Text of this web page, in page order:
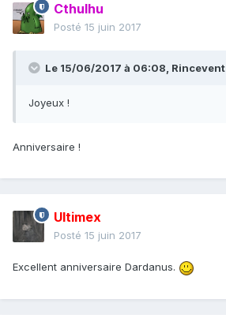
Cthulhu
Posté 15 juin 2017
Le 15/06/2017 à 06:08, Rincevent
Joyeux !
Anniversaire !
Ultimex
Posté 15 juin 2017
Excellent anniversaire Dardanus.